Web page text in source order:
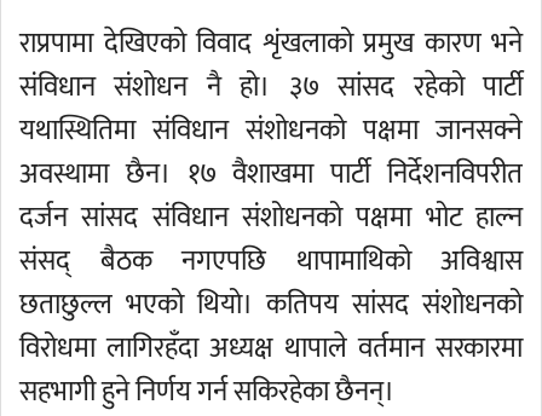
राप्रपामा देखिएको विवाद शृंखलाको प्रमुख कारण भने
संविधान संशोधन नै हो। ३७ सांसद रहेको पार्टी
यथास्थितिमा संविधान संशोधनको पक्षमा जानसक्ने
अवस्थामा छैन। १७ वैशाखमा पार्टी निर्देशनविपरीत
दर्जन सांसद संविधान संशोधनको पक्षमा भोट हाल्न
संसद् बैठक नगएपछि थापामाथिको अविश्वास
छताछुल्ल भएको थियो। कतिपय सांसद संशोधनको
विरोधमा लागिरहँदा अध्यक्ष थापाले वर्तमान सरकारमा
सहभागी हुने निर्णय गर्न सकिरहेका छैनन्।